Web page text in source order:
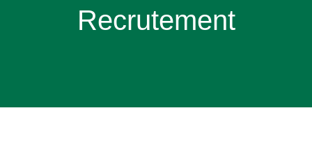
Recrutement